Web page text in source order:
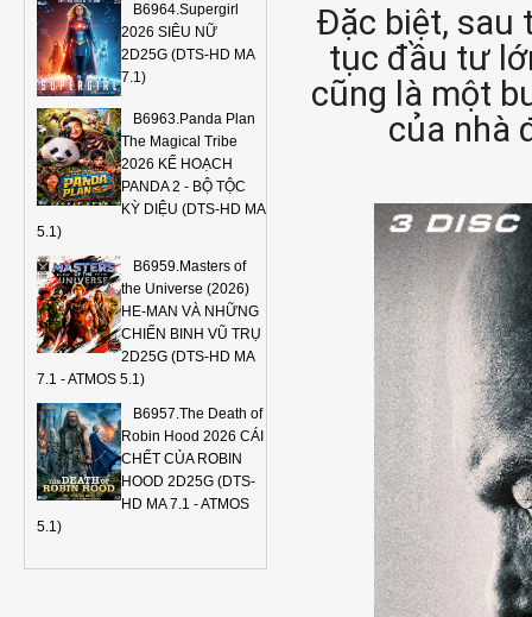
B6964.Supergirl
2026 SIÊU NỮ
2D25G (DTS-HD MA
7.1)
B6963.Panda Plan
The Magical Tribe
2026 KẾ HOẠCH
PANDA 2 - BỘ TỘC
KỲ DIỆU (DTS-HD MA
5.1)
B6959.Masters of
the Universe (2026)
HE-MAN VÀ NHỮNG
CHIẾN BINH VŨ TRỤ
2D25G (DTS-HD MA
7.1 - ATMOS 5.1)
B6957.The Death of
Robin Hood 2026 CÁI
CHẾT CỦA ROBIN
HOOD 2D25G (DTS-
HD MA 7.1 - ATMOS
5.1)
Đặc biệt, sau
tục đầu tư
cũng là một
của nhà